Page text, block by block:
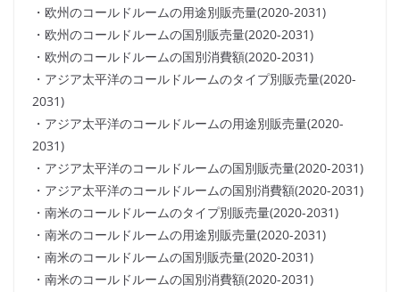
・欧州のコールドルームの用途別販売量(2020-2031)
・欧州のコールドルームの国別販売量(2020-2031)
・欧州のコールドルームの国別消費額(2020-2031)
・アジア太平洋のコールドルームのタイプ別販売量(2020-
2031)
・アジア太平洋のコールドルームの用途別販売量(2020-
2031)
・アジア太平洋のコールドルームの国別販売量(2020-2031)
・アジア太平洋のコールドルームの国別消費額(2020-2031)
・南米のコールドルームのタイプ別販売量(2020-2031)
・南米のコールドルームの用途別販売量(2020-2031)
・南米のコールドルームの国別販売量(2020-2031)
・南米のコールドルームの国別消費額(2020-2031)